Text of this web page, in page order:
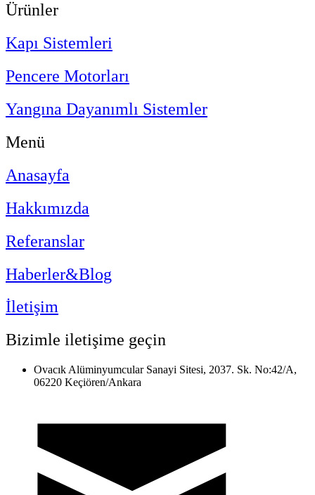
Ürünler
Kapı Sistemleri
Pencere Motorları
Yangına Dayanımlı Sistemler
Menü
Anasayfa
Hakkımızda
Referanslar
Haberler&Blog
İletişim
Bizimle iletişime geçin
Ovacık Alüminyumcular Sanayi Sitesi, 2037. Sk. No:42/A,
06220 Keçiören/Ankara